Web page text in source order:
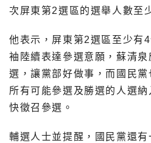
次屏東第2選區的選舉人數至
他表示，屏東第2選區至少有
袖陸續表達參選意願，蘇清
選，讓黨部好做事，而國民
所有可能參選及勝選的人選
快徵召參選。
輔選人士並提醒，國民黨還